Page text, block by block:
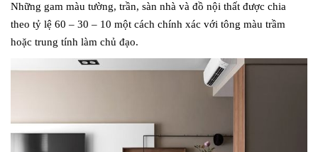
Những gam màu tường, trần, sàn nhà và đồ nội thất được chia
theo tỷ lệ 60 – 30 – 10 một cách chính xác với tông màu trầm
hoặc trung tính làm chủ đạo.